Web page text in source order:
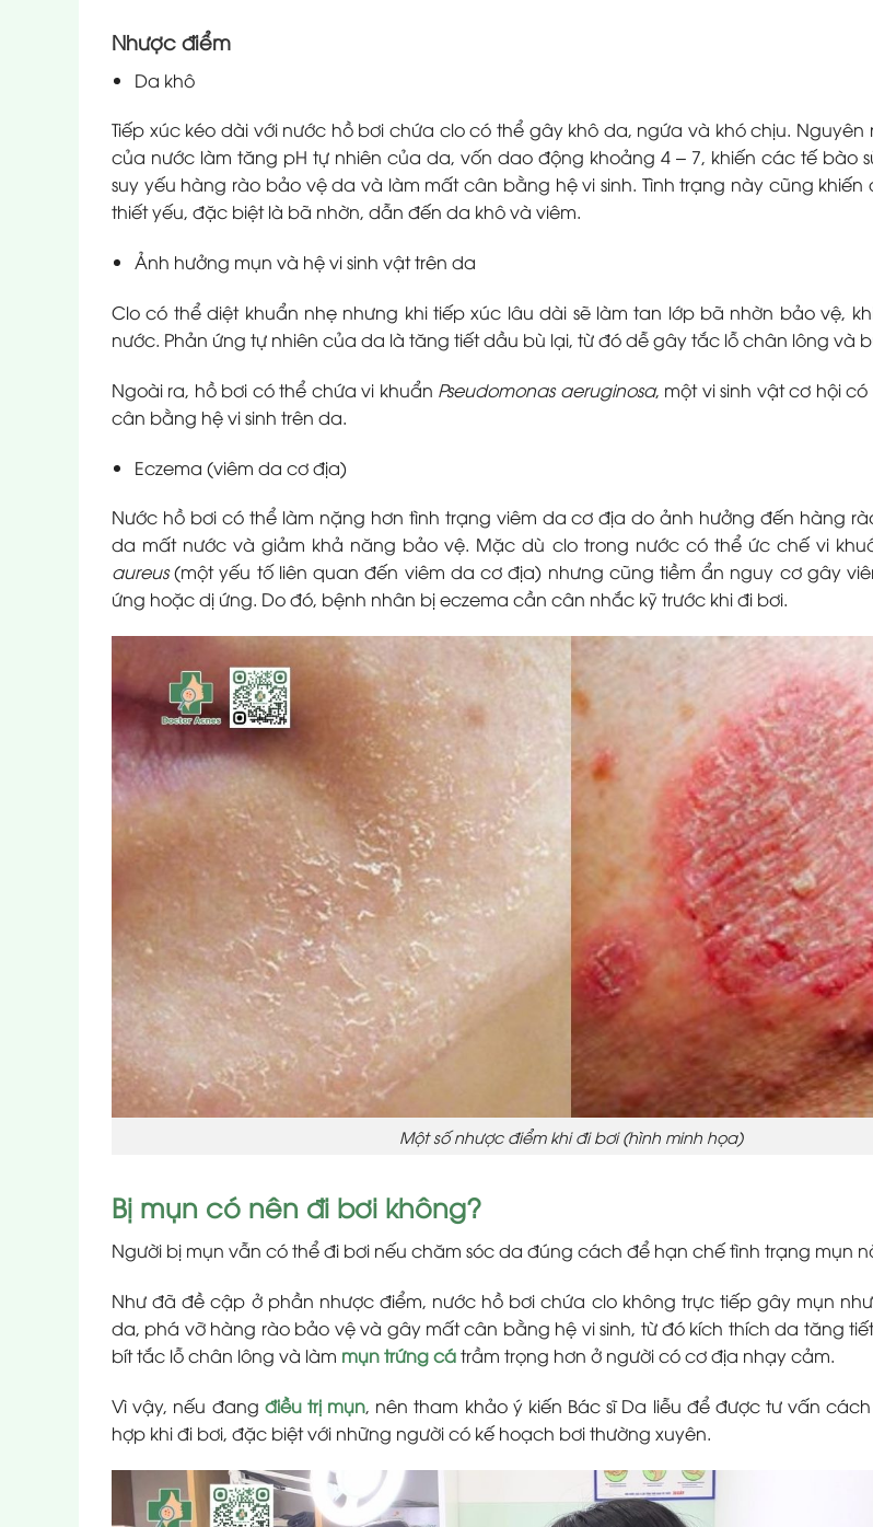
Nhược điểm
Da khô
Tiếp xúc kéo dài với nước hồ bơi chứa clo có thể gây khô da, ngứa và khó chịu.
của nước làm tăng pH tự nhiên của da, vốn dao động khoảng 4 – 7, khiến các tế bào
suy yếu hàng rào bảo vệ da và làm mất cân bằng hệ vi sinh. Tình trạng này cũng
thiết yếu, đặc biệt là bã nhờn, dẫn đến da khô và viêm.
Ảnh hưởng mụn và hệ vi sinh vật trên da
Clo có thể diệt khuẩn nhẹ nhưng khi tiếp xúc lâu dài sẽ làm tan lớp bã nhờn bảo vệ,
nước. Phản ứng tự nhiên của da là tăng tiết dầu bù lại, từ đó dễ gây tắc lỗ chân lông và
Ngoài ra, hồ bơi có thể chứa vi khuẩn Pseudomonas aeruginosa, một vi sinh vật cơ hội
cân bằng hệ vi sinh trên da.
Eczema (viêm da cơ địa)
Nước hồ bơi có thể làm nặng hơn tình trạng viêm da cơ địa do ảnh hưởng đến hàng
da mất nước và giảm khả năng bảo vệ. Mặc dù clo trong nước có thể ức chế vi
aureus(một yếu tố liên quan đến viêm da cơ địa) nhưng cũng tiềm ẩn nguy cơ gây
ứng hoặc dị ứng. Do đó, bệnh nhân bị eczema cần cân nhắc kỹ trước khi đi bơi.
Một số nhược điểm khi đi bơi (hình minh họa)
Bị mụn có nên đi bơi không?
Người bị mụn vẫn có thể đi bơi nếu chăm sóc da đúng cách để hạn chế tình trạng mụn
Như đã đề cập ở phần nhược điểm, nước hồ bơi chứa clo không trực tiếp gây mụn
da, phá vỡ hàng rào bảo vệ và gây mất cân bằng hệ vi sinh, từ đó kích thích da tăng
bít tắc lỗ chân lông và làm mụn trứng cátrầm trọng hơn ở người có cơ địa nhạy cảm.
Vì vậy, nếu đang điều trị mụn, nên tham khảo ý kiến Bác sĩ Da liễu để được tư vấn
hợp khi đi bơi, đặc biệt với những người có kế hoạch bơi thường xuyên.